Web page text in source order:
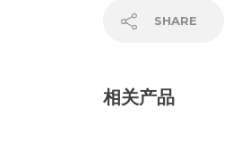
SHARE
相关产品